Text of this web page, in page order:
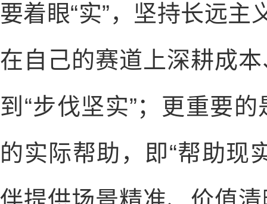
要着眼“实”，坚持长远主
在自己的赛道上深耕成
到“步伐坚实”；更重要
的实际帮助，即“帮助现